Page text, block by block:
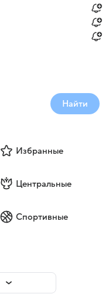
Найти
Избранные
Центральные
Спортивные